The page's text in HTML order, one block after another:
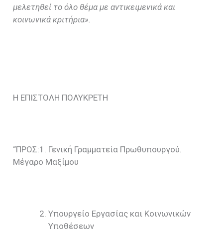
μελετηθεί το όλο θέμα με αντικειμενικά και
κοινωνικά κριτήρια».
Η ΕΠΙΣΤΟΛΗ ΠΟΛΥΚΡΕΤΗ
“ΠΡΟΣ:1. Γενική Γραμματεία Πρωθυπουργού.
Μέγαρο Μαξίμου
Υπουργείο Εργασίας και Κοινωνικών
Υποθέσεων